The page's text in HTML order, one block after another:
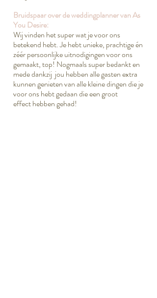
Bruidspaar over de weddingplanner van As
You Desire:
Wij vinden het super wat je voor ons
betekend hebt. Je hebt unieke, prachtige én
zéér persoonlijke uitnodigingen voor ons
gemaakt, top! Nogmaals super bedankt en
mede dankzij jou hebben alle gasten extra
kunnen genieten van alle kleine dingen die je
voor ons hebt gedaan die een groot
effect hebben gehad!